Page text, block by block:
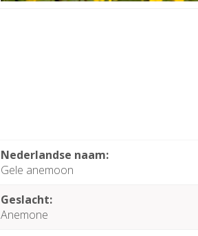
Nederlandse naam:
Gele anemoon
Geslacht:
Anemone